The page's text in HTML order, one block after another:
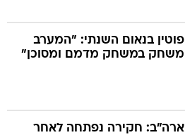
פוטין בנאום השנתי: "המערב
משחק במשחק מדמם ומסוכן"
ארה"ב: חקירה נפתחה לאחר